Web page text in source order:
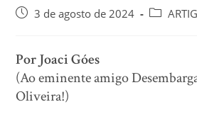
3 de agosto de 2024
Por Joaci Góes
(Ao eminente amigo
Oliveira!)